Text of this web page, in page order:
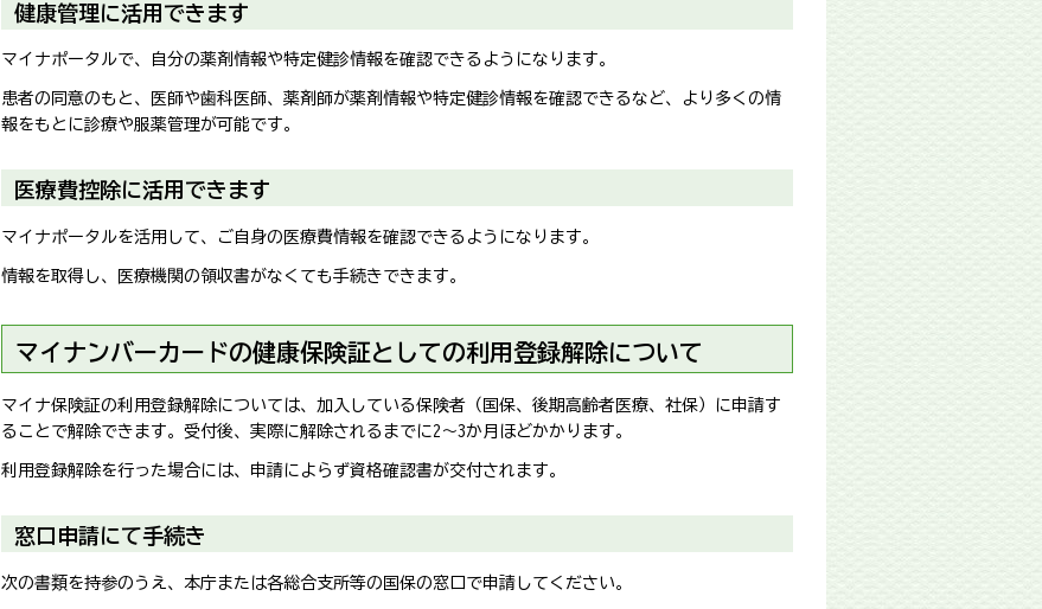
健康管理に活用できます
マイナポータルで、自分の薬剤情報や特定健診情報を確認できるようになります。
患者の同意のもと、医師や歯科医師、薬剤師が薬剤情報や特定健診情報を確認できるなど、より多くの情
報をもとに診療や服薬管理が可能です。
医療費控除に活用できます
マイナポータルを活用して、ご自身の医療費情報を確認できるようになります。
情報を取得し、医療機関の領収書がなくても手続きできます。
マイナンバーカードの健康保険証としての利用登録解除について
マイナ保険証の利用登録解除については、加入している保険者（国保、後期高齢者医療、社保）に申請す
ることで解除できます。受付後、実際に解除されるまでに2～3か月ほどかかります。
利用登録解除を行った場合には、申請によらず資格確認書が交付されます。
窓口申請にて手続き
次の書類を持参のうえ、本庁または各総合支所等の国保の窓口で申請してください。